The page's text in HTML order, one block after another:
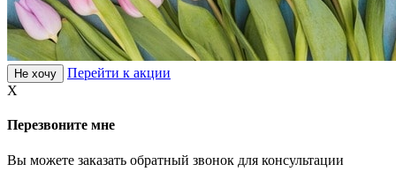
Не хочу
Перейти к акции
X
Перезвоните мне
Вы можете заказать обратный звонок для консультации